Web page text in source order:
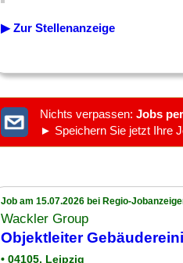
▶ Zur Stellenanzeige
Nichts verpassen: Jobs
► Speichern Sie jetzt Ihre
Job am 15.07.2026 bei Regio-
Wackler Group
Objektleiter
• 04105, Leipzig